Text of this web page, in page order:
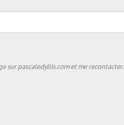
sur pascaledyllis.com et me recontacter.